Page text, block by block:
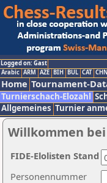
Logged on: Gast
Arabic ARM AZE BIH BUL CAT CHN
Home Tournament-
Turnierschach-Elozahl
Allgemeines Turnier
Willkommen
Personennummer
FIDE-Elolisten Stand